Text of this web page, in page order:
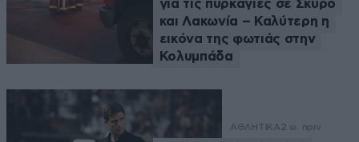
για τις πυρκαγιές σε Σκύρο
και Λακωνία – Καλύτερη η
εικόνα της φωτιάς στην
Κολυμπάδα
ΑΘΛΗΤΙΚΑ2 ω. πριν